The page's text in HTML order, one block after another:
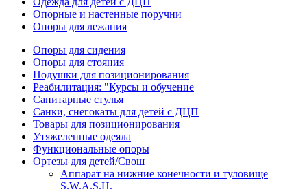
Опорные и настенные поручни
Опоры для лежания
Опоры для сидения
Опоры для стояния
Подушки для позиционирования
Реабилитация: "Курсы и обучение
Санитарные стулья
Санки, снегокаты для детей с ДЦП
Товары для позиционирования
Утяжеленные одеяла
Функциональные опоры
Ортезы для детей/Свош
Аппарат на нижние конечности и туловище
S.W.A.S.H.